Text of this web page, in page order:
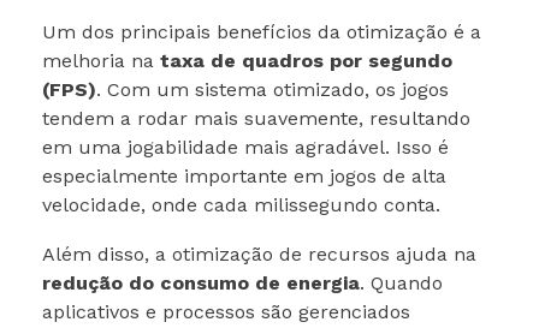
Um dos principais benefícios da otimização é a
melhoria na taxa de quadros por segundo
(FPS). Com um sistema otimizado, os jogos
tendem a rodar mais suavemente, resultando
em uma jogabilidade mais agradável. Isso é
especialmente importante em jogos de alta
velocidade, onde cada milissegundo conta.
Além disso, a otimização de recursos ajuda na
redução do consumo de energia. Quando
aplicativos e processos são gerenciados